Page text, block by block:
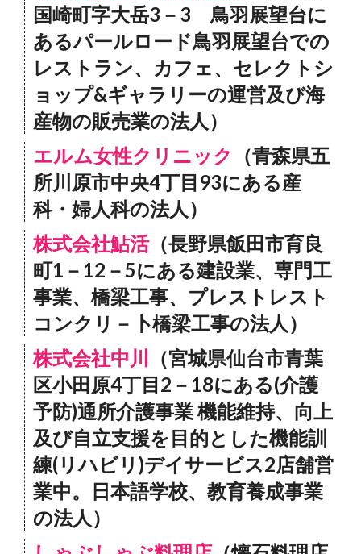
国崎町字大岳3－3 鳥羽展望台に
あるパールロード鳥羽展望台での
レストラン、カフェ、セレクトシ
ョップ&ギャラリーの運営及び海
産物の販売業の法人）
エルム女性クリニック
（青森県五
所川原市中央4丁目93にある産
科・婦人科の法人）
株式会社鮎活（長野県飯田市育良
町1－12－5にある建設業、専門工
事業、橋梁工事、プレストレスト
コンクリ－卜橋梁工事の法人）
株式会社中川
（宮城県仙台市青葉
区小田原4丁目2－18にある(介護
予防)通所介護事業 機能維持、向上
及び自立支援を目的とした機能訓
練(リハビリ)デイサービス2店舗営
業中。日本語学校、教育養成事業
の法人）